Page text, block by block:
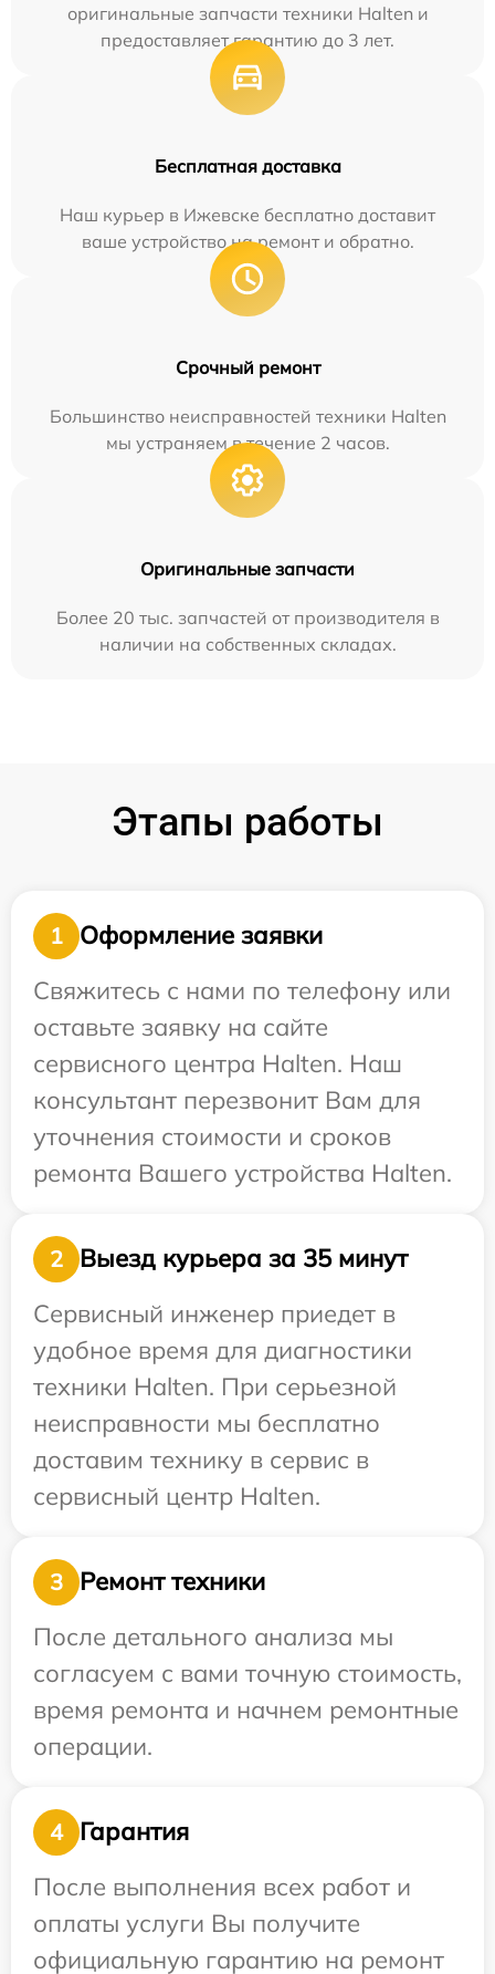
оригинальные запчасти техники Halten и
предоставляет гарантию до 3 лет.
Бесплатная доставка
Наш курьер в Ижевске бесплатно доставит
ваше устройство на ремонт и обратно.
Срочный ремонт
Большинство неисправностей техники Halten
мы устраняем в течение 2 часов.
Оригинальные запчасти
Более 20 тыс. запчастей от производителя в
наличии на собственных складах.
Этапы работы
1
Оформление заявки
Свяжитесь с нами по телефону или
оставьте заявку на сайте
сервисного центра Halten. Наш
консультант перезвонит Вам для
уточнения стоимости и сроков
ремонта Вашего устройства Halten.
2
Выезд курьера за 35 минут
Сервисный инженер приедет в
удобное время для диагностики
техники Halten. При серьезной
неисправности мы бесплатно
доставим технику в сервис в
сервисный центр Halten.
3
Ремонт техники
После детального анализа мы
согласуем с вами точную стоимость,
время ремонта и начнем ремонтные
операции.
4
Гарантия
После выполнения всех работ и
оплаты услуги Вы получите
официальную гарантию на ремонт